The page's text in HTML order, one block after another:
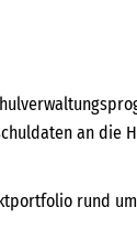
an die
rund